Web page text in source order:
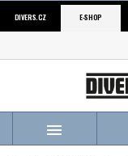
DIVERS.CZ E-SHOP
